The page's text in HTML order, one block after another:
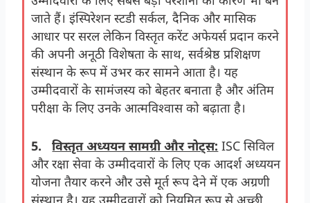
जाते हैं। इंस्पिरेशन स्टडी सर्कल, दैनिक और मासिक
आधार पर सरल लेकिन विस्तृत करेंट अफेयर्स प्रदान करने
की अपनी अनूठी विशेषता के साथ, सर्वश्रेष्ठ प्रशिक्षण
संस्थान के रूप में उभर कर सामने आता है। यह
उम्मीदवारों के सामंजस्य को बेहतर बनाता है और अंतिम
परीक्षा के लिए उनके आत्मविश्वास को बढ़ाता है।
5.विस्तृत अध्ययन सामग्री और नोट्स: ISC सिविल
और रक्षा सेवा के उम्मीदवारों के लिए एक आदर्श अध्ययन
योजना तैयार करने और उसे मूर्त रूप देने में एक अग्रणी
संस्थान है। यह उम्मीदवारों को नियमित रूप से अच्छी